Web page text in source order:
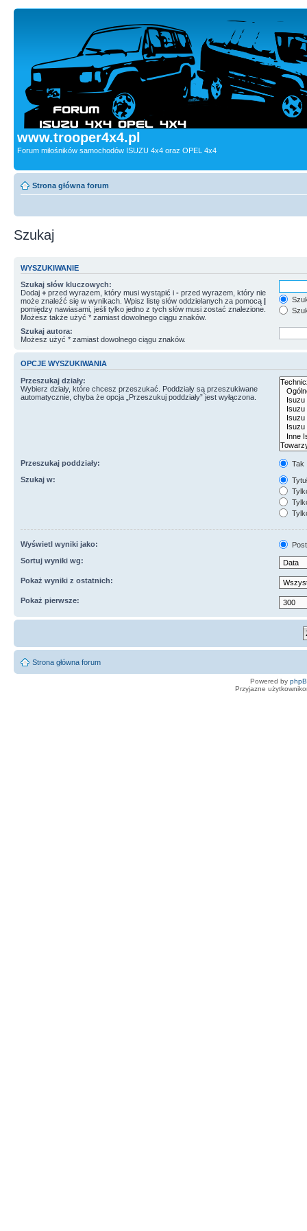
www.trooper4x4.pl
Forum miłośników samochodów ISUZU 4x4 oraz OPEL 4x4
Strona główna forum
Szukaj
WYSZUKIWANIE
Szukaj słów kluczowych:
Dodaj + przed wyrazem, który musi wystąpić i - przed wyrazem, który nie
może znaleźć się w wynikach. Wpisz listę słów oddzielanych za pomocą |
pomiędzy nawiasami, jeśli tylko jedno z tych słów musi zostać znalezione.
Możesz także użyć * zamiast dowolnego ciągu znaków.
Szukaj autora:
Możesz użyć * zamiast dowolnego ciągu znaków.
OPCJE WYSZUKIWANIA
Przeszukaj działy:
Wybierz działy, które chcesz przeszukać. Poddziały są przeszukiwane
automatycznie, chyba że opcja „Przeszukuj poddziały” jest wyłączona.
Przeszukaj poddziały:
Tak
Szukaj w:
Wyświetl wyniki jako:
Sortuj wyniki wg:
Pokaż wyniki z ostatnich:
Pokaż pierwsze:
Strona główna forum
Powered by
Przyjazne